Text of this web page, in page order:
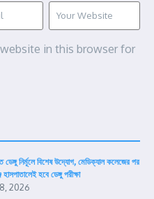
in this browser for
ডেঙ্গু নির্মূলে বিশেষ উদ্যোগ, মেডিক্যাল কলেজের পর
হাসপাতালেই হবে ডেঙ্গু পরীক্ষা
2026